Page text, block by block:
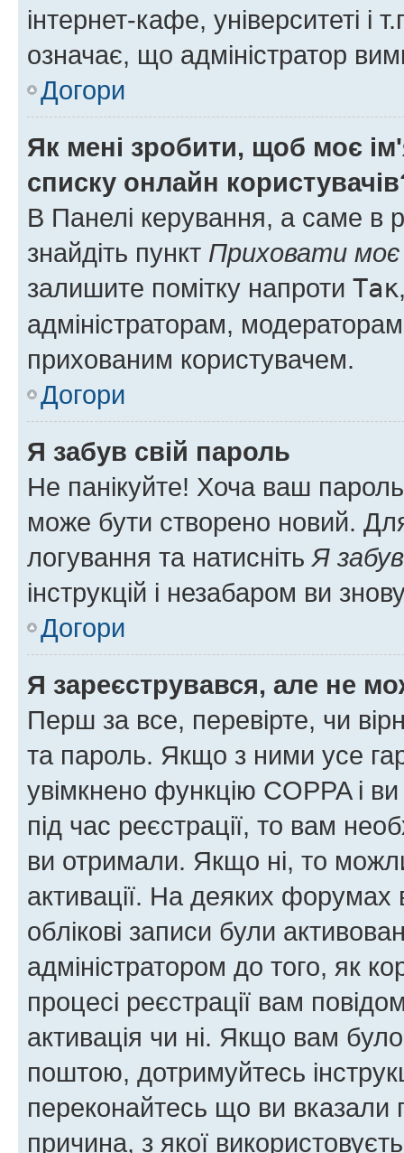
інтернет-кафе, університеті і
означає, що адміністратор
Догори
Як мені зробити, щоб моє
списку онлайн
В Панелі керування, а саме в
знайдіть пункт Приховати моє
залишите помітку напроти Так
адміністраторам,
прихованим користувачем.
Догори
Я забув свій пароль
Не панікуйте! Хоча ваш
може бути створено новий.
логування та натисніть Я
інструкцій і незабаром ви
Догори
Я зареєструвався, але не
Перш за все, перевірте, чи
та пароль. Якщо з ними усе
увімкнено функцію COPPA і
під час реєстрації, то вам
ви отримали. Якщо ні, то
активації. На деяких форумах
облікові записи були
адміністратором до того, як
процесі реєстрації вам
активація чи ні. Якщо вам
поштою, дотримуйтесь
переконайтесь що ви
причина, з якої